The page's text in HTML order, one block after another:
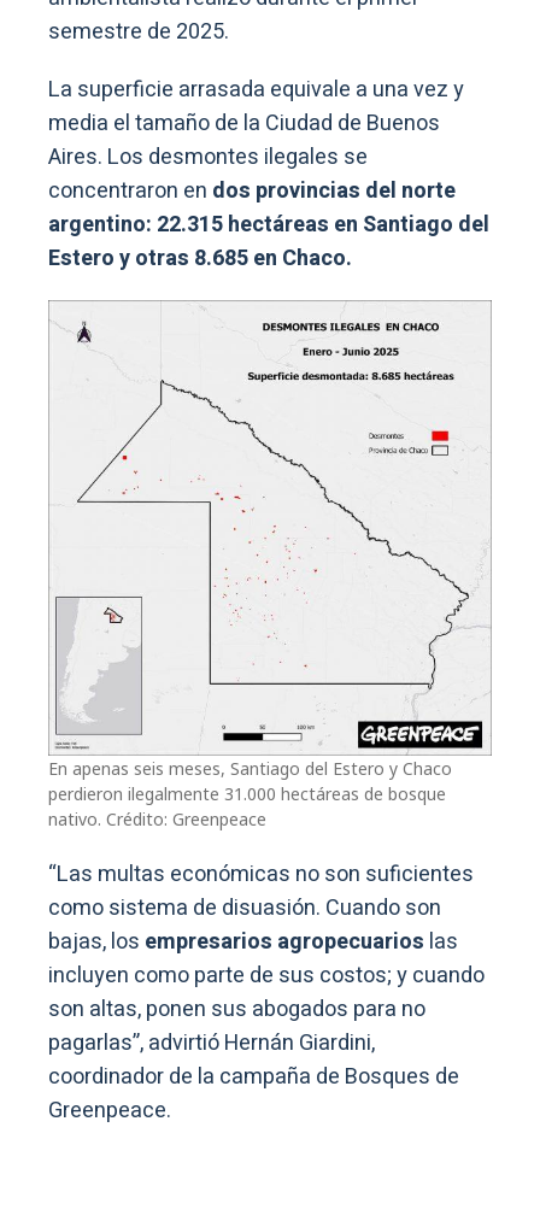
semestre de 2025.
La superficie arrasada equivale a una vez y
media el tamaño de la Ciudad de Buenos
Aires. Los desmontes ilegales se
concentraron en dos provincias del norte
argentino: 22.315 hectáreas en Santiago del
Estero y otras 8.685 en Chaco.
En apenas seis meses, Santiago del Estero y Chaco
perdieron ilegalmente 31.000 hectáreas de bosque
nativo. Crédito: Greenpeace
“Las multas económicas no son suficientes
como sistema de disuasión. Cuando son
bajas, los empresarios agropecuarios las
incluyen como parte de sus costos; y cuando
son altas, ponen sus abogados para no
pagarlas”, advirtió Hernán Giardini,
coordinador de la campaña de Bosques de
Greenpeace.